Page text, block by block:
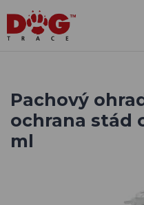
Pachový
ochrana stád
ml